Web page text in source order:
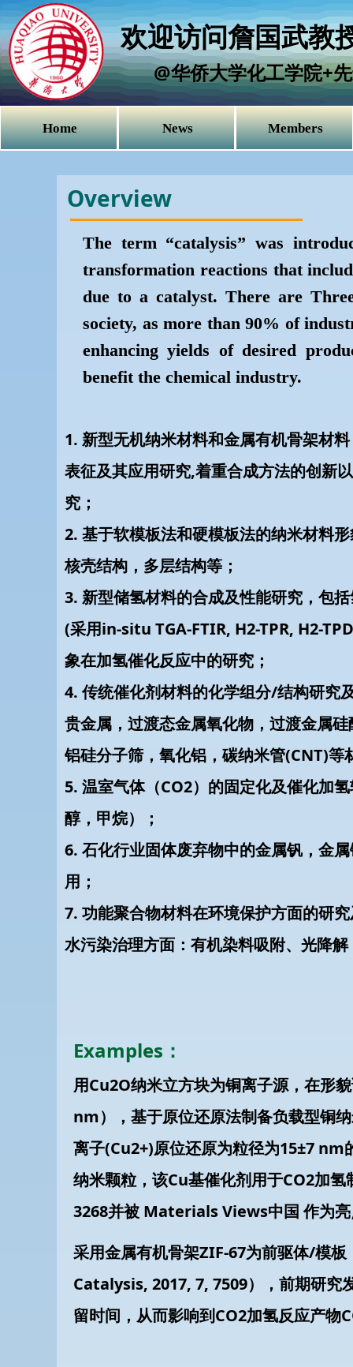
Home News Members
欢迎访问詹国武教
@华侨大学化工学院+
Overview
1. 新型无机纳米材料和金属有机骨架材
表征及其应用研究,着重合成方法的创新
究；
2. 基于软模板法和硬模板法的纳米材料
核壳结构，多层结构等；
3. 新型储氢材料的合成及性能研究，包
(采用in-situ TGA-FTIR, H2-TPR, H2-
象在加氢催化反应中的研究；
4. 传统催化剂材料的化学组分/结构研究
贵金属，过渡态金属氧化物，过渡金属
铝硅分子筛，氧化铝，碳纳米管(CNT)等
5. 温室气体（CO2）的固定化及催化加
醇，甲烷）；
6. 石化行业固体废弃物中的金属钒，金
用；
7. 功能聚合物材料在环境保护方面的研
水污染治理方面：有机染料吸附、光降
Examples：
用Cu2O纳米立方块为铜离子源，在形
nm），基于原位还原法制备负载型铜
离子(Cu2+)原位还原为粒径为15±7 nm
纳米颗粒，该Cu基催化剂用于CO2加
3268并被 Materials Views中国 作为亮
采用金属有机骨架ZIF-67为前驱体/模
Catalysis, 2017, 7, 7509），前期研究
留时间，从而影响到CO2加氢反应产物
The term “catalysis” was
transformation reactions that
due to a catalyst. There are
society, as more than 90% of
enhancing yields of desired
benefit the chemical industry.